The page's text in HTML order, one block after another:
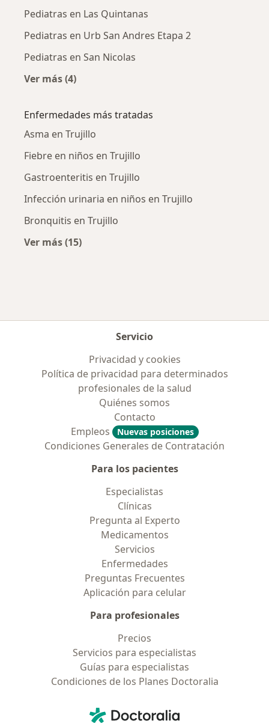
Pediatras en Las Quintanas
Pediatras en Urb San Andres Etapa 2
Pediatras en San Nicolas
Ver más (4)
Enfermedades más tratadas
Asma en Trujillo
Fiebre en niños en Trujillo
Gastroenteritis en Trujillo
Infección urinaria en niños en Trujillo
Bronquitis en Trujillo
Ver más (15)
Servicio
Privacidad y cookies
Política de privacidad para determinados
profesionales de la salud
Quiénes somos
Contacto
Empleos
Nuevas posiciones
Condiciones Generales de Contratación
Para los pacientes
Especialistas
Clínicas
Pregunta al Experto
Medicamentos
Servicios
Enfermedades
Preguntas Frecuentes
Aplicación para celular
Para profesionales
Precios
Servicios para especialistas
Guías para especialistas
Condiciones de los Planes Doctoralia
Doctoralia - Página de inicio